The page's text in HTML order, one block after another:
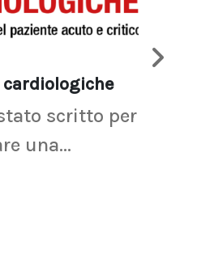
cardiologiche
scritto per
una...